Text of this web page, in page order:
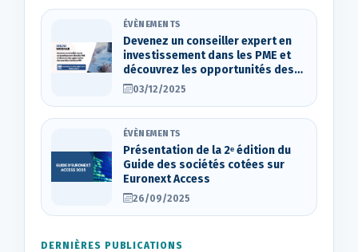
ÉVÈNEMENTS
Devenez un conseiller expert en
investissement dans les PME et
découvrez les opportunités des
marchés d’actions OTC
03/12/2025
ÉVÈNEMENTS
Présentation de la 2ᵉ édition du
Guide des sociétés cotées sur
Euronext Access
26/09/2025
DERNIÈRES PUBLICATIONS